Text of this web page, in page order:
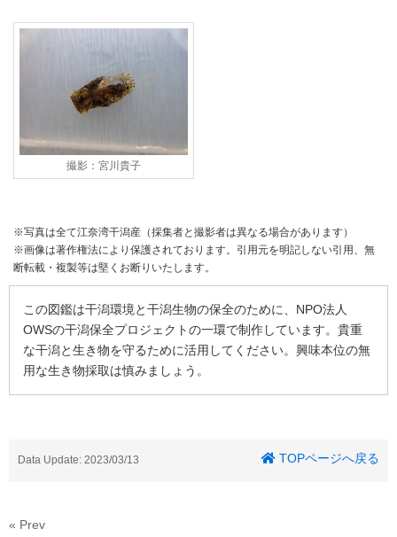
撮影：宮川貴子
※写真は全て江奈湾干潟産（採集者と撮影者は異なる場合があります）
※画像は著作権法により保護されております。引用元を明記しない引用、無
断転載・複製等は堅くお断りいたします。
この図鑑は干潟環境と干潟生物の保全のために、NPO法人
OWSの干潟保全プロジェクトの一環で制作しています。貴重
な干潟と生き物を守るために活用してください。興味本位の無
用な生き物採取は慎みましょう。
Data Update: 2023/03/13 TOPページへ戻る
« Prev